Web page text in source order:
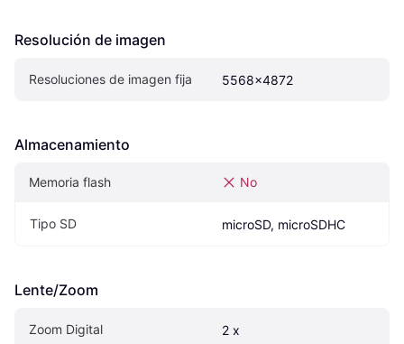
Resolución de imagen
Resoluciones de imagen fija 5568x4872
Almacenamiento
Memoria flash No
Tipo SD microSD, microSDHC
Lente/Zoom
Zoom Digital 2 x